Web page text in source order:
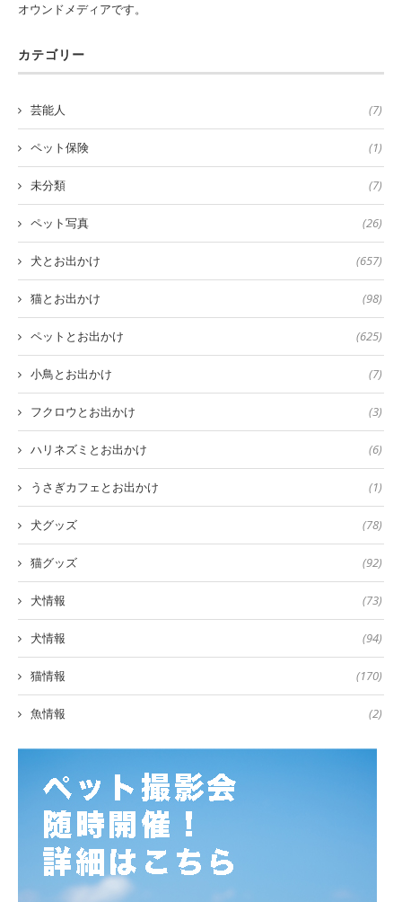
オウンドメディアです。
カテゴリー
芸能人 (7)
ペット保険 (1)
未分類 (7)
ペット写真 (26)
犬とお出かけ (657)
猫とお出かけ (98)
ペットとお出かけ (625)
小鳥とお出かけ (7)
フクロウとお出かけ (3)
ハリネズミとお出かけ (6)
うさぎカフェとお出かけ (1)
犬グッズ (78)
猫グッズ (92)
犬情報 (73)
犬情報 (94)
猫情報 (170)
魚情報 (2)